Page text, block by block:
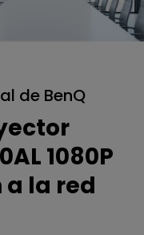
de BenQ
1080P
la red